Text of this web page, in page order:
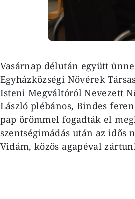
Vasárnap délután együtt
Egyházközségi Nővérek
Isteni Megváltóról Nevezett
László plébános, Bindes
pap örömmel fogadták el
szentségimádás után az idős
Vidám, közös agapéval